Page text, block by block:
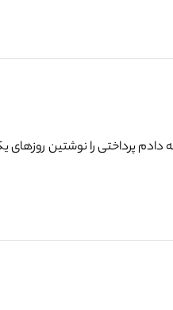
پرداختی را نوشتین